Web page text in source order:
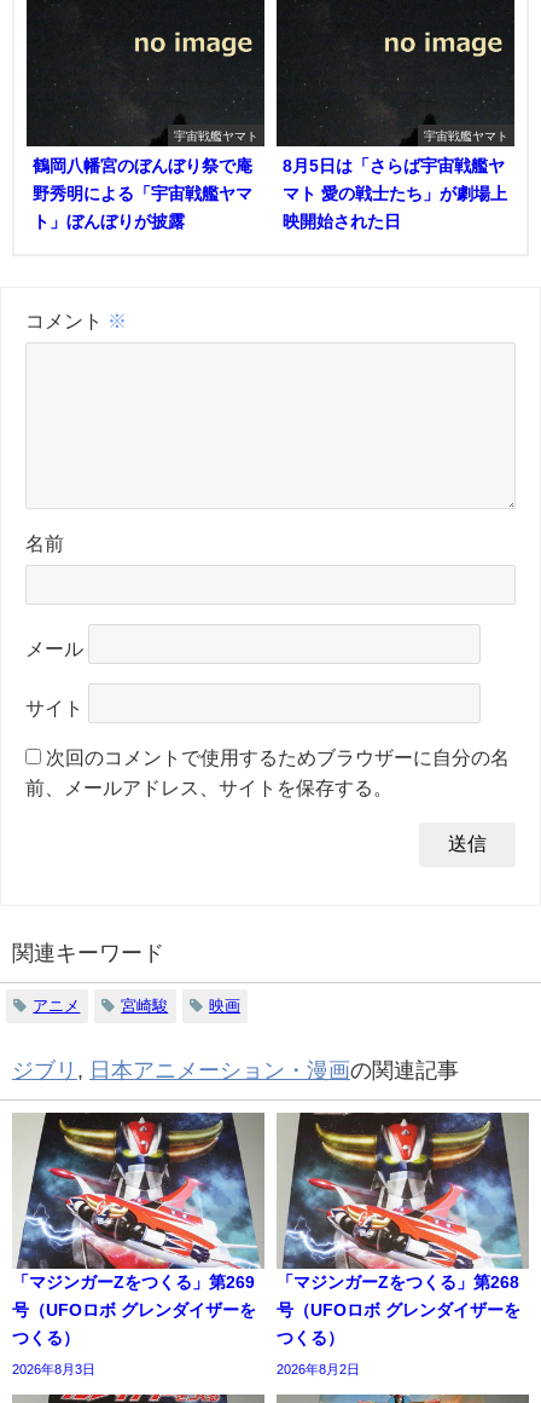
宇宙戦艦ヤマト
鶴岡八幡宮のぼんぼり祭で庵
野秀明による「宇宙戦艦ヤマ
ト」ぼんぼりが披露
宇宙戦艦ヤマト
8月5日は「さらば宇宙戦艦ヤ
マト 愛の戦士たち」が劇場上
映開始された日
コメント ※
名前
メール
サイト
次回のコメントで使用するためブラウザーに自分の名
前、メールアドレス、サイトを保存する。
関連キーワード
アニメ 宮崎駿 映画
ジブリ 日本アニメーション・漫画の関連記事
「マジンガーZをつくる」第269
号（UFOロボ グレンダイザーを
つくる）
2026年8月3日
「マジンガーZをつくる」第268
号（UFOロボ グレンダイザーを
つくる）
2026年8月2日